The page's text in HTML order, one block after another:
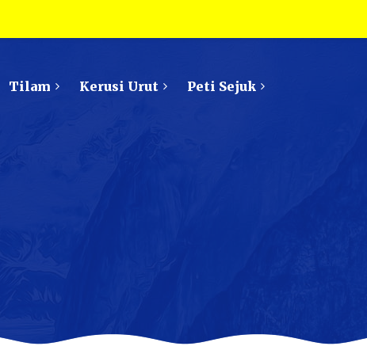
Tilam Kerusi Urut Peti Sejuk